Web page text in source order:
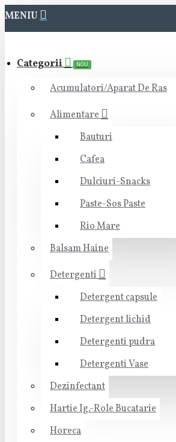
MENIU
Categorii NOU
Acumulatori/Aparat De Ras
Alimentare
Bauturi
Cafea
Dulciuri-Snacks
Paste-Sos Paste
Rio Mare
Balsam Haine
Detergenti
Detergent capsule
Detergent lichid
Detergenti pudra
Detergenti Vase
Dezinfectant
Hartie Ig.-Role Bucatarie
Horeca